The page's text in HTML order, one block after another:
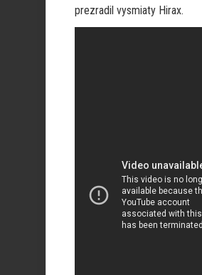
prezradil vysmiaty Hirax.